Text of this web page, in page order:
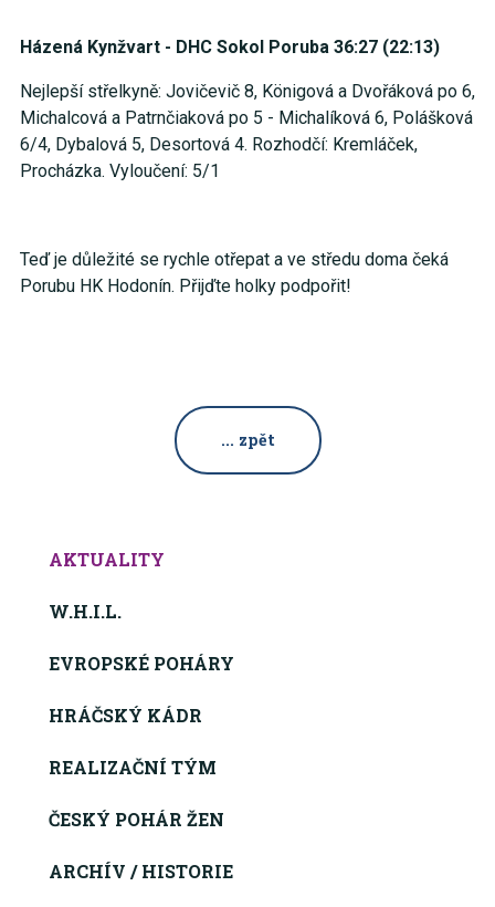
Házená Kynžvart - DHC Sokol Poruba 36:27 (22:13)
Nejlepší střelkyně: Jovičevič 8, Königová a Dvořáková po 6,
Michalcová a Patrnčiaková po 5 - Michalíková 6, Polášková
6/4, Dybalová 5, Desortová 4. Rozhodčí: Kremláček,
Procházka. Vyloučení: 5/1
Teď je důležité se rychle otřepat a ve středu doma čeká
Porubu HK Hodonín. Přijďte holky podpořit!
... zpět
AKTUALITY
W.H.I.L.
EVROPSKÉ POHÁRY
HRÁČSKÝ KÁDR
REALIZAČNÍ TÝM
ČESKÝ POHÁR ŽEN
ARCHÍV / HISTORIE